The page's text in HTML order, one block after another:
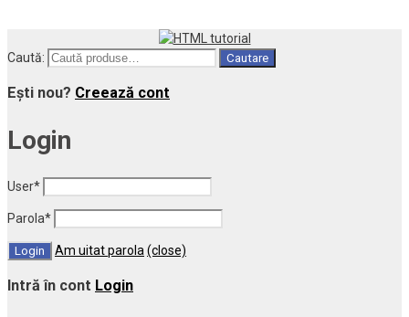
Caută: Cautare
Ești nou? Creează cont
Login
User*
Parola*
Am uitat parola (close)
Intră în cont Login